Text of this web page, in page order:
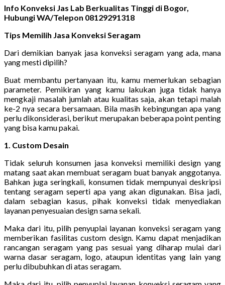
Info Konveksi Jas Lab Berkualitas Tinggi di Bogor,
Hubungi WA/Telepon 08129291318
Tips Memilih Jasa Konveksi Seragam
Dari demikian banyak jasa konveksi seragam yang ada, mana
yang mesti dipilih?
Buat membantu pertanyaan itu, kamu memerlukan sebagian
parameter. Pemikiran yang kamu lakukan juga tidak hanya
mengkaji masalah jumlah atau kualitas saja, akan tetapi malah
ke-2 nya secara bersamaan. Bila masih kebingungan apa yang
perlu dikonsiderasi, berikut merupakan beberapa point penting
yang bisa kamu pakai.
1. Custom Desain
Tidak seluruh konsumen jasa konveksi memiliki design yang
matang saat akan membuat seragam buat banyak anggotanya.
Bahkan juga seringkali, konsumen tidak mempunyai deskripsi
tentang seragam seperti apa yang akan digunakan. Bisa jadi,
dalam sebagian kasus, pihak konveksi tidak menyediakan
layanan penyesuaian design sama sekali.
Maka dari itu, pilih penyuplai layanan konveksi seragam yang
memberikan fasilitas custom design. Kamu dapat menjadikan
rancangan seragam yang pas sesuai yang diharap mulai dari
warna dasar seragam, logo, ataupun identitas yang lain yang
perlu dibubuhkan di atas seragam.